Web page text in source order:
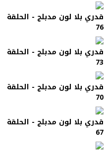
قدري بلا لون مدبلج - الحلقة
76
قدري بلا لون مدبلج - الحلقة
73
قدري بلا لون مدبلج - الحلقة
70
قدري بلا لون مدبلج - الحلقة
67